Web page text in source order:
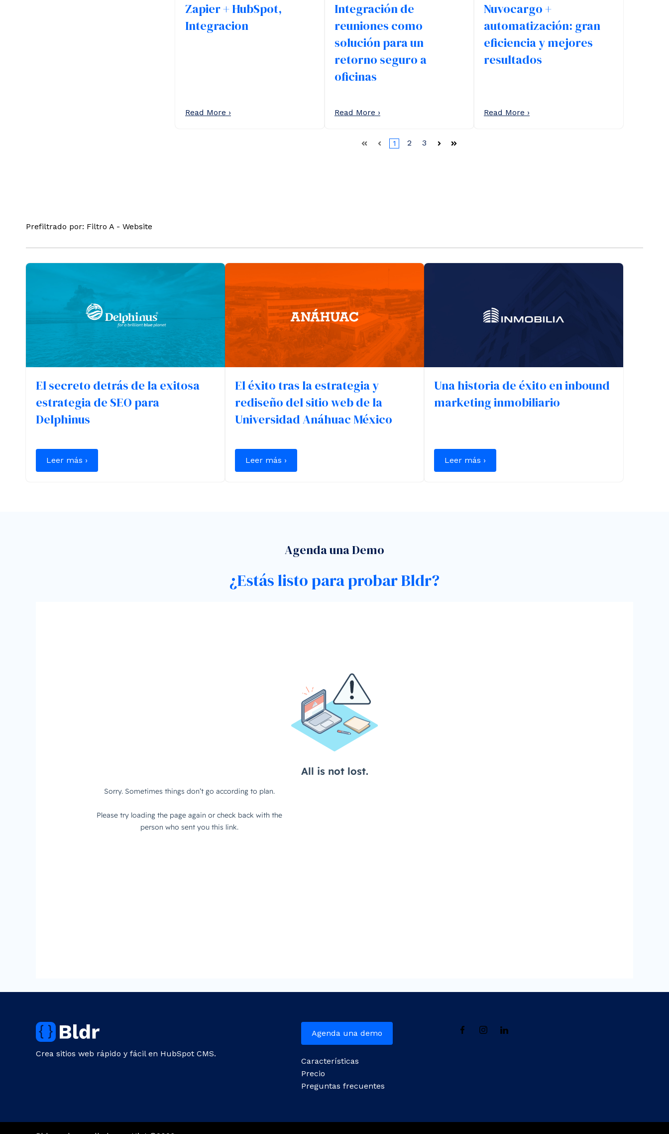
Zapier + HubSpot,
Integracion
Read More ›
Integración de
reuniones como
solución para un
retorno seguro a
oficinas
Read More ›
Nuvocargo +
automatización: gran
eficiencia y mejores
resultados
Read More ›
1 2 3
Prefiltrado por: Filtro A - Website
El secreto detrás de la exitosa
estrategia de SEO para
Delphinus
Leer más ›
El éxito tras la estrategia y
rediseño del sitio web de la
Universidad Anáhuac México
Leer más ›
Una historia de éxito en inbound
marketing inmobiliario
Leer más ›
Agenda una Demo
¿Estás listo para probar Bldr?
Crea sitios web rápido y fácil en HubSpot CMS.
Agenda una demo
Características
Precio
Preguntas frecuentes